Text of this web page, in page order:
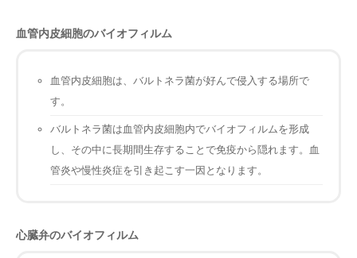
血管内皮細胞のバイオフィルム
血管内皮細胞は、バルトネラ菌が好んで侵入する場所で
す。
バルトネラ菌は血管内皮細胞内でバイオフィルムを形成
し、その中に長期間生存することで免疫から隠れます。血
管炎や慢性炎症を引き起こす一因となります。
心臓弁のバイオフィルム